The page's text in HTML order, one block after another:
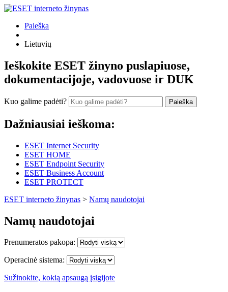
Paieška
Lietuvių
Ieškokite ESET žinyno puslapiuose,
dokumentacijoje, vadovuose ir DUK
Kuo galime padėti? Paieška
Dažniausiai ieškoma:
ESET Internet Security
ESET HOME
ESET Endpoint Security
ESET Business Account
ESET PROTECT
ESET interneto žinynas > Namų naudotojai
Namų naudotojai
Prenumeratos pakopa:
Operacinė sistema:
Sužinokite, kokią apsaugą įsigijote